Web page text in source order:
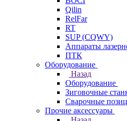
Qilin
RelFar
RT
SUP (CQWY)
Аппараты
ПТК
Оборудование
Назад
Оборудование
Зиговочные
Сварочные
Прочие аксессуары